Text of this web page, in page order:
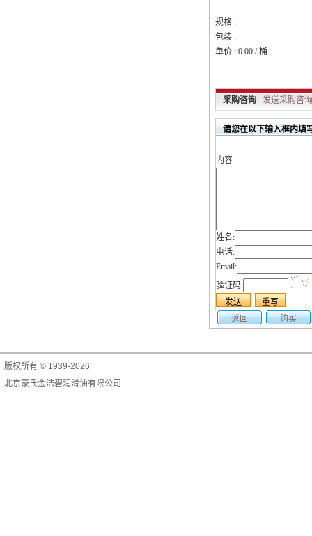
规格 :
包装 :
单价 : 0.00 / 桶
采购咨询 发送采购咨
请您在以下输入框内填
内容
姓名:
电话:
Email:
验证码:
返回 购买
版权所有 © 1939-2026
北京豪氏金洁碧润滑油有限公司